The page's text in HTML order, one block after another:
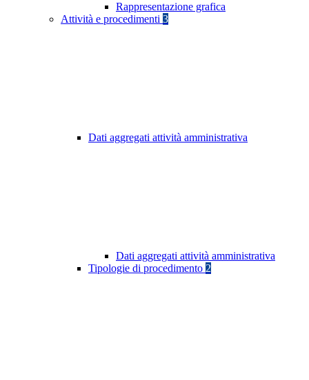
Rappresentazione grafica
Attività e procedimenti 3
Dati aggregati attività amministrativa
Dati aggregati attività amministrativa
Tipologie di procedimento 2